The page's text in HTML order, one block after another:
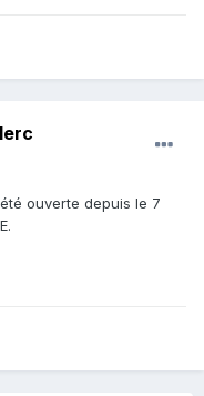
ouverte depuis le 7